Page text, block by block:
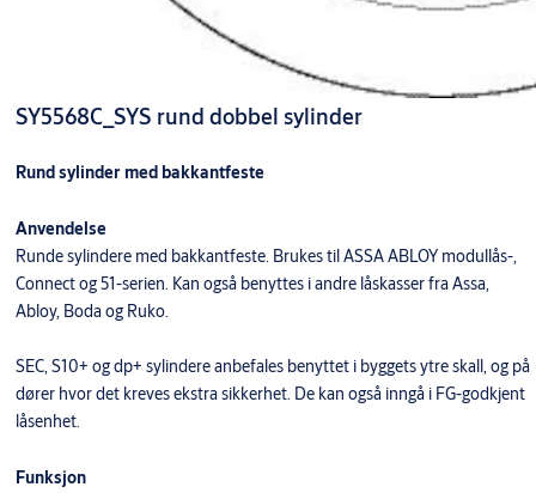
SY5568C_SYS rund dobbel sylinder
Rund sylinder med bakkantfeste
Anvendelse
Runde sylindere med bakkantfeste. Brukes til ASSA ABLOY modullås-,
Connect og 51-serien. Kan også benyttes i andre låskasser fra Assa,
Abloy, Boda og Ruko.
SEC, S10+ og dp+ sylindere anbefales benyttet i byggets ytre skall, og på
dører hvor det kreves ekstra sikkerhet. De kan også inngå i FG-godkjent
låsenhet.
Funksjon